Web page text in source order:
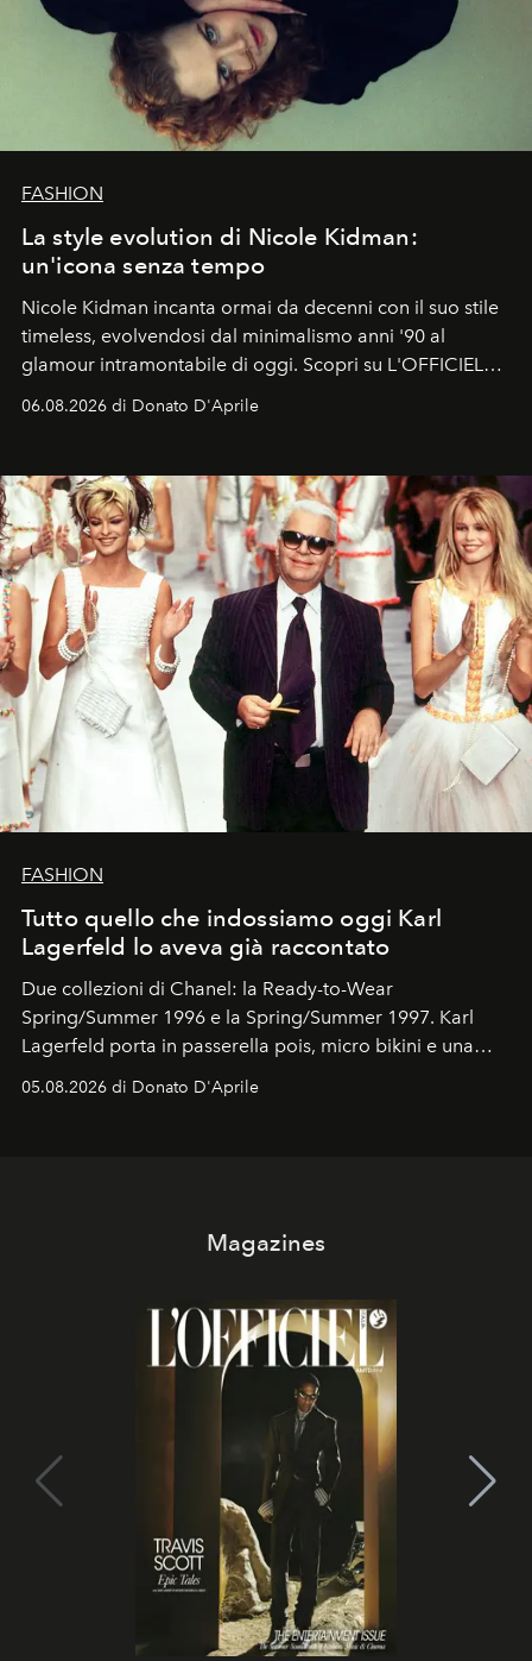
FASHION
La style evolution di Nicole Kidman:
un'icona senza tempo
Nicole Kidman incanta ormai da decenni con il suo stile
timeless, evolvendosi dal minimalismo anni '90 al
glamour intramontabile di oggi. Scopri su L'OFFICIEL
06.08.2026 di Donato D'Aprile
FASHION
Tutto quello che indossiamo oggi Karl
Lagerfeld lo aveva già raccontato
Due collezioni di Chanel: la Ready-to-Wear
Spring/Summer 1996 e la Spring/Summer 1997. Karl
Lagerfeld porta in passerella pois, micro bikini e una
Kate, Claudia e Carla una dietro l'altra. Trent'anni dopo,
05.08.2026 di Donato D'Aprile
Magazines